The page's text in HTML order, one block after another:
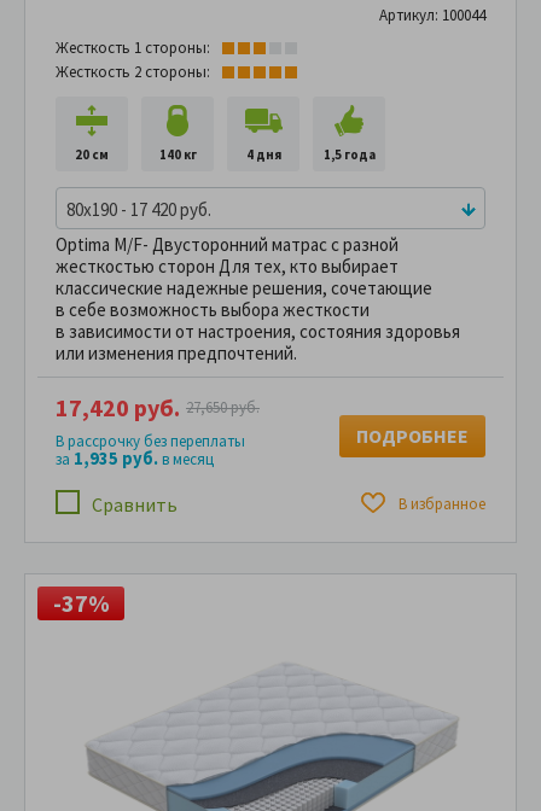
Артикул: 100044
Жесткость 1 стороны:
Жесткость 2 стороны:
20 см 140 кг 4 дня 1,5 года
80x190 - 17 420 руб.
Optima M/F- Двусторонний матрас с разной
жесткостью сторон Для тех, кто выбирает
классические надежные решения, сочетающие
в себе возможность выбора жесткости
в зависимости от настроения, состояния здоровья
или изменения предпочтений.
Сравнить В избранное
17,420 руб. 27,650 руб.
В рассрочку без переплаты
за 1,935 руб.в месяц
ПОДРОБНЕЕ
-37%